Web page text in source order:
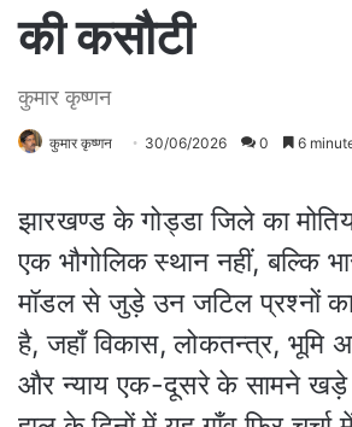
की कसौटी
कुमार कृष्णन
कुमार कृष्णन 30/06/2026 0 6
झारखण्ड के गोड्डा जिले का
एक भौगोलिक स्थान नहीं, बल्कि
मॉडल से जुड़े उन जटिल प्रश्नों
है, जहाँ विकास, लोकतन्त्र, भूमि
और न्याय एक-दूसरे के सामने खड़े